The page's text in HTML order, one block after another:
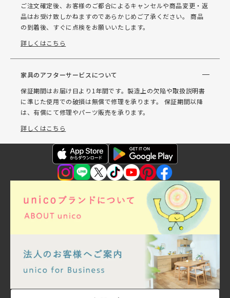
ご注文確定後、お客様のご都合によるキャンセルや商品変更・返
品はお受け致しかねますのであらかじめご了承ください。 商品
の到着後、すぐに点検をお願いいたします。
詳しくはこちら
家具のアフターサービスについて
保証期間はお届け日より1年間です。製造上の欠陥や取扱説明書
に準じた使用での破損は無償で修理を承ります。 保証期間以降
は、有償にて修理やパーツ販売を承ります。
詳しくはこちら